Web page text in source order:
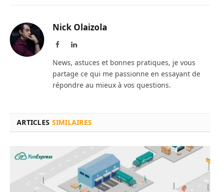
Nick Olaizola
FacebookLinkedIn
News, astuces et bonnes pratiques, je vous
partage ce qui me passionne en essayant de
répondre au mieux à vos questions.
ARTICLES SIMILAIRES